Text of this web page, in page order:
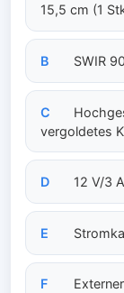
15,5 cm (1
B SWIR
C
vergoldetes
D 12 V/3
E
F